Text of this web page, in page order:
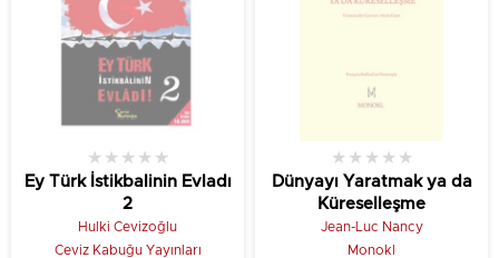
Ey Türk İstikbalinin Evladı
2
★ ★ ★ ★ ★
Hulki Cevizoğlu
Ceviz Kabuğu Yayınları
Dünyayı Yaratmak ya da
Küreselleşme
★ ★ ★ ★ ★
Jean-Luc Nancy
Monokl